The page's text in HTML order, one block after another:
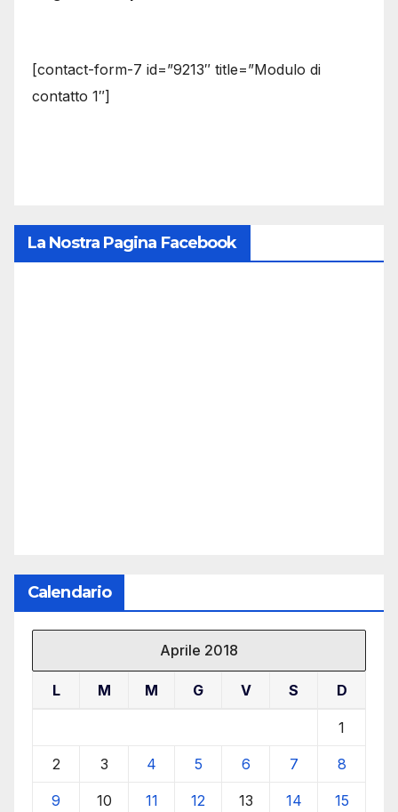
[contact-form-7 id=”9213″ title=”Modulo di
contatto 1″]
La Nostra Pagina Facebook
Calendario
Aprile 2018
L M M G V S D
1
2 3 4 5 6 7 8
9 10 11 12 13 14 15